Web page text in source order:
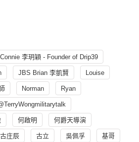
Connie 李玥穎 - Founder of Drip39
JBS Brian 李凱賢 Louise
Norman Ryan
何啟明 何爵天導演
古庄辰 古立 吳佩孚 基哥